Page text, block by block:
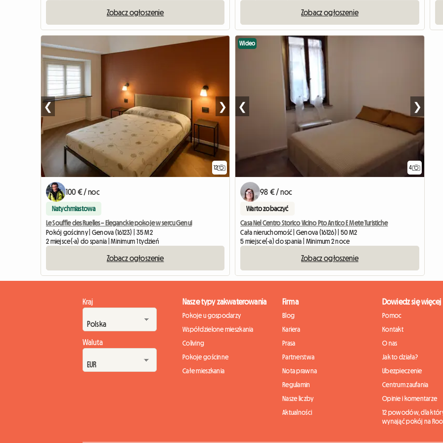
Zobacz ogłoszenie Zobacz ogłoszenie
12
❮ ❯
100 € / noc
Natychmiastowa
Le Souffle des Ruelles – Eleganckie pokoje w sercu Genui
Pokój gościnny | Genova (16123) | 35 M2
2 miejsce(-a) do spania | Minimum 1 tydzień
Zobacz ogłoszenie
4
Wideo
❮ ❯
98 € / noc
Warto zobaczyć
Casa Nel Centro Storico Vicino Pto Antico E Mete Turistiche
Cała nieruchomość | Genova (16126) | 50 M2
5 miejsce(-a) do spania | Minimum 2 noce
Zobacz ogłoszenie
Kraj
Waluta
Nasze typy zakwaterowania
Pokoje u gospodarzy
Współdzielone mieszkania
Coliving
Pokoje gościnne
Całe mieszkania
Firma
Blog
Kariera
Prasa
Partnerstwa
Nota prawna
Regulamin
Nasze liczby
Aktualności
Dowiedz się więcej
Pomoc
Kontakt
O nas
Jak to działa?
Ubezpieczenie
Centrum zaufania
Opinie i komentarze
12 powodów, dla
wynająć pokój na